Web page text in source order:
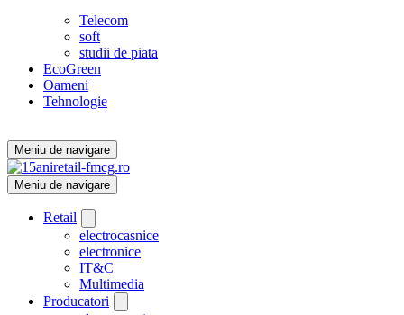
Telecom
soft
studii de piata
EcoGreen
Oameni
Tehnologie
Meniu de navigare
Meniu de navigare
Retail
electrocasnice
electronice
IT&C
Multimedia
Producatori